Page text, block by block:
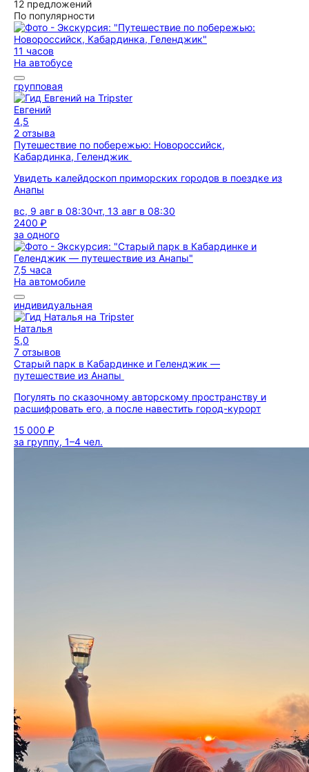
12 предложений
По популярности
11 часов
На автобусе
групповая
Евгений
4,5
2 отзыва
Путешествие по побережью: Новороссийск,
Кабардинка, Геленджик
Увидеть калейдоскоп приморских городов в поездке из
Анапы
вс, 9 авг в 08:30чт, 13 авг в 08:30
2400 ₽
за одного
7,5 часа
На автомобиле
индивидуальная
Наталья
5,0
7 отзывов
Старый парк в Кабардинке и Геленджик —
путешествие из Анапы
Погулять по сказочному авторскому пространству и
расшифровать его, а после навестить город-курорт
15 000 ₽
за группу, 1–4 чел.